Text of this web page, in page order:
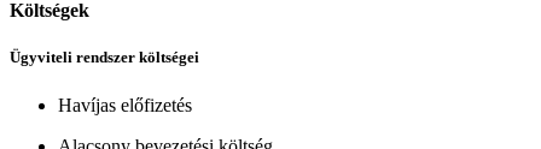
Költségek
Ügyviteli rendszer költségei
Havíjas előfizetés